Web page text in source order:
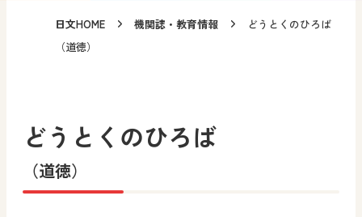
日文HOME 機関誌・教育情報
どうとくのひろば
（道徳）
どうとくのひろば
（道徳）